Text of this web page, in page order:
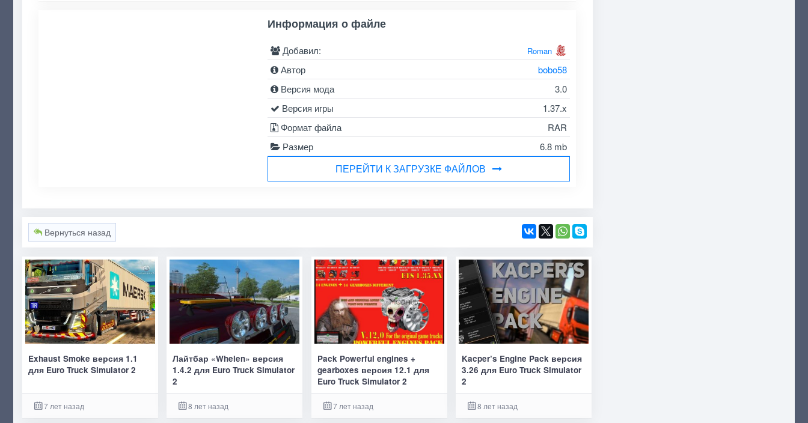
Информация о файле
Добавил: Roman
Автор
bobo58
Версия мода
3.0
Версия игры
1.37.x
Формат файла
RAR
Размер
6.8 mb
ПЕРЕЙТИ К ЗАГРУЗКЕ ФАЙЛОВ
Вернуться назад
Exhaust Smoke версия 1.1
для Euro Truck Simulator 2
7 лет назад
Лайтбар «Whelen» версия
1.4.2 для Euro Truck Simulator
2
8 лет назад
Pack Powerful engines +
gearboxes версия 12.1 для
Euro Truck Simulator 2
7 лет назад
Kacper’s Engine Pack версия
3.26 для Euro Truck Simulator
2
8 лет назад